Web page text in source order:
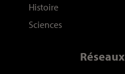
Histoire
Sciences
Réseaux